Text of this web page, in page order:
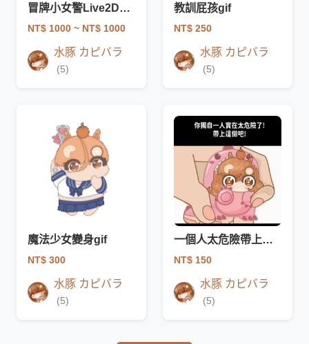
冒牌小女警Live2D模板
NT$ 1000 ~ NT$ 1000
水豚 カピバラ
(5)
教訓屁孩gif
NT$ 250
水豚 カピバラ
(5)
魔法少女變身gif
NT$ 300
水豚 カピバラ
(5)
一個人太危險帶上這個迷因小恐龍gif
NT$ 150
水豚 カピバラ
(5)